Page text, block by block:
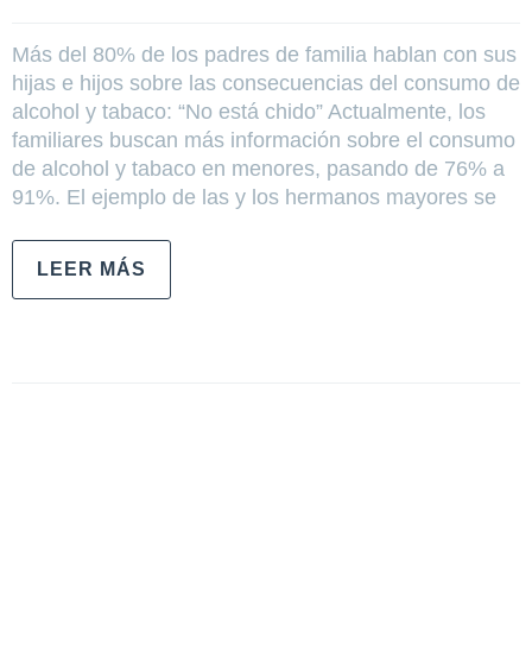
Más del 80% de los padres de familia hablan con sus
hijas e hijos sobre las consecuencias del consumo de
alcohol y tabaco: “No está chido” Actualmente, los
familiares buscan más información sobre el consumo
de alcohol y tabaco en menores, pasando de 76% a
91%. El ejemplo de las y los hermanos mayores se
LEER MÁS